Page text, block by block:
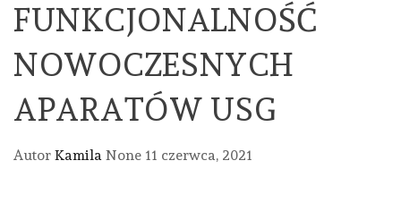
FUNKCJONALNOŚĆ
NOWOCZESNYCH
APARATÓW USG
Autor Kamila None 11 czerwca, 2021